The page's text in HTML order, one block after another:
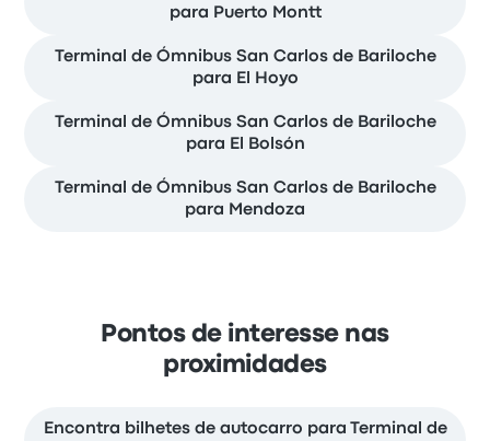
para Puerto Montt
Terminal de Ómnibus San Carlos de Bariloche
para El Hoyo
Terminal de Ómnibus San Carlos de Bariloche
para El Bolsón
Terminal de Ómnibus San Carlos de Bariloche
para Mendoza
Pontos de interesse nas
proximidades
Encontra bilhetes de autocarro para Terminal de